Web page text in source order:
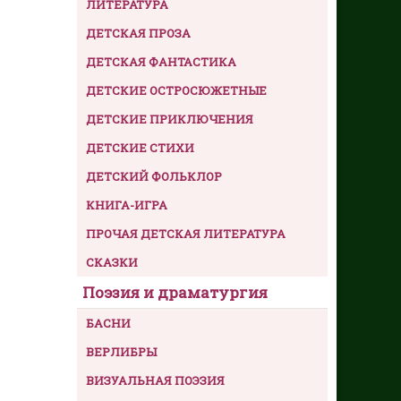
ЛИТЕРАТУРА
ДЕТСКАЯ ПРОЗА
ДЕТСКАЯ ФАНТАСТИКА
ДЕТСКИЕ ОСТРОСЮЖЕТНЫЕ
ДЕТСКИЕ ПРИКЛЮЧЕНИЯ
ДЕТСКИЕ СТИХИ
ДЕТСКИЙ ФОЛЬКЛОР
КНИГА-ИГРА
ПРОЧАЯ ДЕТСКАЯ ЛИТЕРАТУРА
СКАЗКИ
Поэзия и драматургия
БАСНИ
ВЕРЛИБРЫ
ВИЗУАЛЬНАЯ ПОЭЗИЯ